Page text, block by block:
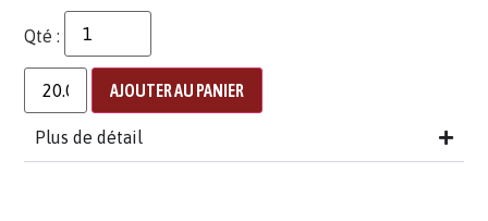
Qté :
AJOUTER AU PANIER
Plus de détail